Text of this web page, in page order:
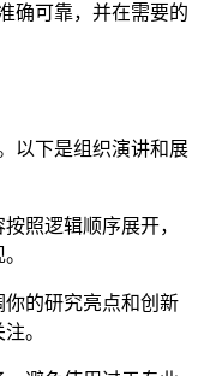
确可靠，并在需要的
以下是组织演讲和展
照逻辑顺序展开，
的研究亮点和创新
。